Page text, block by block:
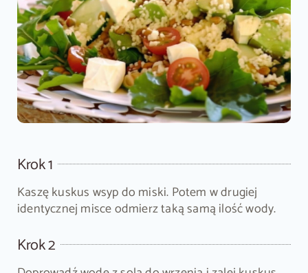
Krok 1
Kaszę kuskus wsyp do miski. Potem w drugiej
identycznej misce odmierz taką samą ilość wody.
Krok 2